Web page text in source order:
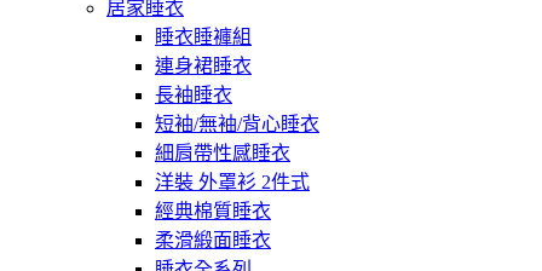
居家睡衣
睡衣睡褲組
連身裙睡衣
長袖睡衣
短袖/無袖/背心睡衣
細肩帶性感睡衣
洋裝 外罩衫 2件式
經典棉質睡衣
柔滑緞面睡衣